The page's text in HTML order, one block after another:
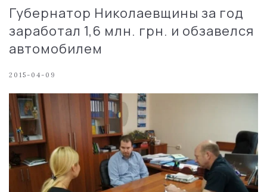
Губернатор Николаевщины за год
заработал 1,6 млн. грн. и обзавелся
автомобилем
2015-04-09